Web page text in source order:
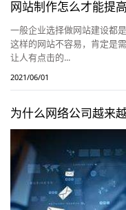
网站制作怎么才能提
一般企业选择做网站建设都
这样的网站不容易，肯定是
让人有点击的...
2021/06/01
为什么网络公司越来